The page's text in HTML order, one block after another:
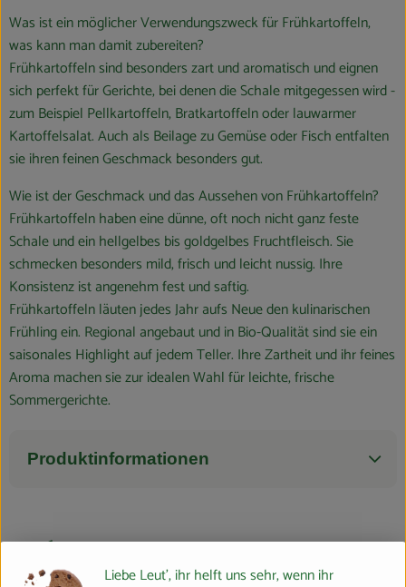
Was ist ein möglicher Verwendungszweck für Frühkartoffeln,
was kann man damit zubereiten?
Frühkartoffeln sind besonders zart und aromatisch und eignen
sich perfekt für Gerichte, bei denen die Schale mitgegessen wird -
zum Beispiel Pellkartoffeln, Bratkartoffeln oder lauwarmer
Kartoffelsalat. Auch als Beilage zu Gemüse oder Fisch entfalten
sie ihren feinen Geschmack besonders gut.
Wie ist der Geschmack und das Aussehen von Frühkartoffeln?
Frühkartoffeln haben eine dünne, oft noch nicht ganz feste
Schale und ein hellgelbes bis goldgelbes Fruchtfleisch. Sie
schmecken besonders mild, frisch und leicht nussig. Ihre
Konsistenz ist angenehm fest und saftig.
Frühkartoffeln läuten jedes Jahr aufs Neue den kulinarischen
Frühling ein. Regional angebaut und in Bio-Qualität sind sie ein
saisonales Highlight auf jedem Teller. Ihre Zartheit und ihr feines
Aroma machen sie zur idealen Wahl für leichte, frische
Sommergerichte.
Produktinformationen
Liebe Leut', ihr helft uns sehr, wenn ihr